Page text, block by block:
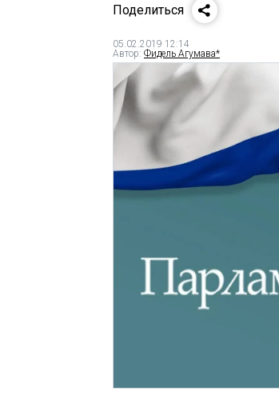
Поделиться
05.02.2019 12:14
Автор: Фидель Агумава*